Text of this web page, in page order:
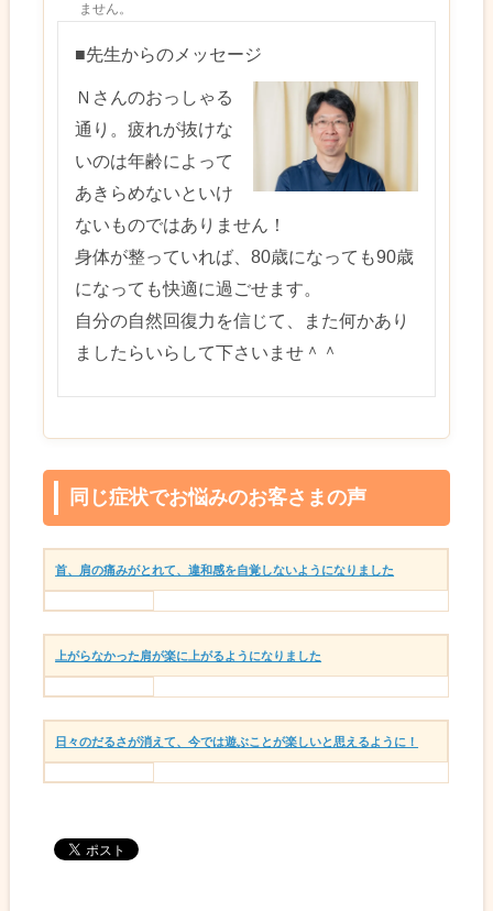
ません。
■先生からのメッセージ
Ｎさんのおっしゃる
通り。疲れが抜けな
いのは年齢によって
あきらめないといけ
ないものではありません！
身体が整っていれば、80歳になっても90歳
になっても快適に過ごせます。
自分の自然回復力を信じて、また何かあり
ましたらいらして下さいませ＾＾
同じ症状でお悩みのお客さまの声
首、肩の痛みがとれて、違和感を自覚しないようになりました
上がらなかった肩が楽に上がるようになりました
日々のだるさが消えて、今では遊ぶことが楽しいと思えるように！